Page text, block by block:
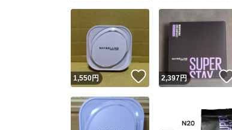
1,550円 いいね！
2,397円